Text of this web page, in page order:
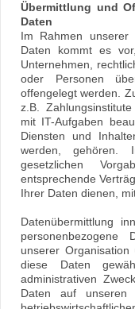
Übermittlung und
Daten
Im Rahmen unserer
Daten kommt es
Unternehmen,
oder Personen
offengelegt werden.
z.B.
mit IT-Aufgaben
Diensten und
werden,
gesetzlichen
entsprechende
Ihrer Daten dienen,
Datenübermittlung
unserer
diese Daten
administrativen
Daten auf unseren